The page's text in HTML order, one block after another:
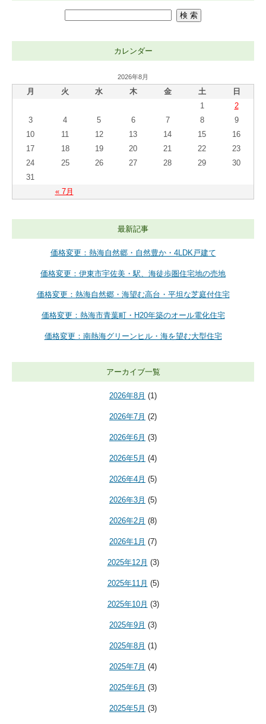
カレンダー
2026年8月
月 火 水 木 金 土 日
« 7月
1
2
3
4 5 6 7 8
9
10
11 12 13 14 15
16
17
18 19 20 21 22
23
24
25 26 27 28 29
30
31
最新記事
価格変更：熱海自然郷・自然豊か・4LDK戸建て
価格変更：伊東市宇佐美・駅、海徒歩圏住宅地の売地
価格変更：熱海自然郷・海望む高台・平坦な芝庭付住宅
価格変更：熱海市青葉町・H20年築のオール電化住宅
価格変更：南熱海グリーンヒル・海を望む大型住宅
アーカイブ一覧
2026年8月 (1)
2026年7月 (2)
2026年6月 (3)
2026年5月 (4)
2026年4月 (5)
2026年3月 (5)
2026年2月 (8)
2026年1月 (7)
2025年12月 (3)
2025年11月 (5)
2025年10月 (3)
2025年9月 (3)
2025年8月 (1)
2025年7月 (4)
2025年6月 (3)
2025年5月 (3)